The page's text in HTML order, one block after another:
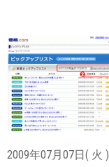
2009年07月07日( 火 )